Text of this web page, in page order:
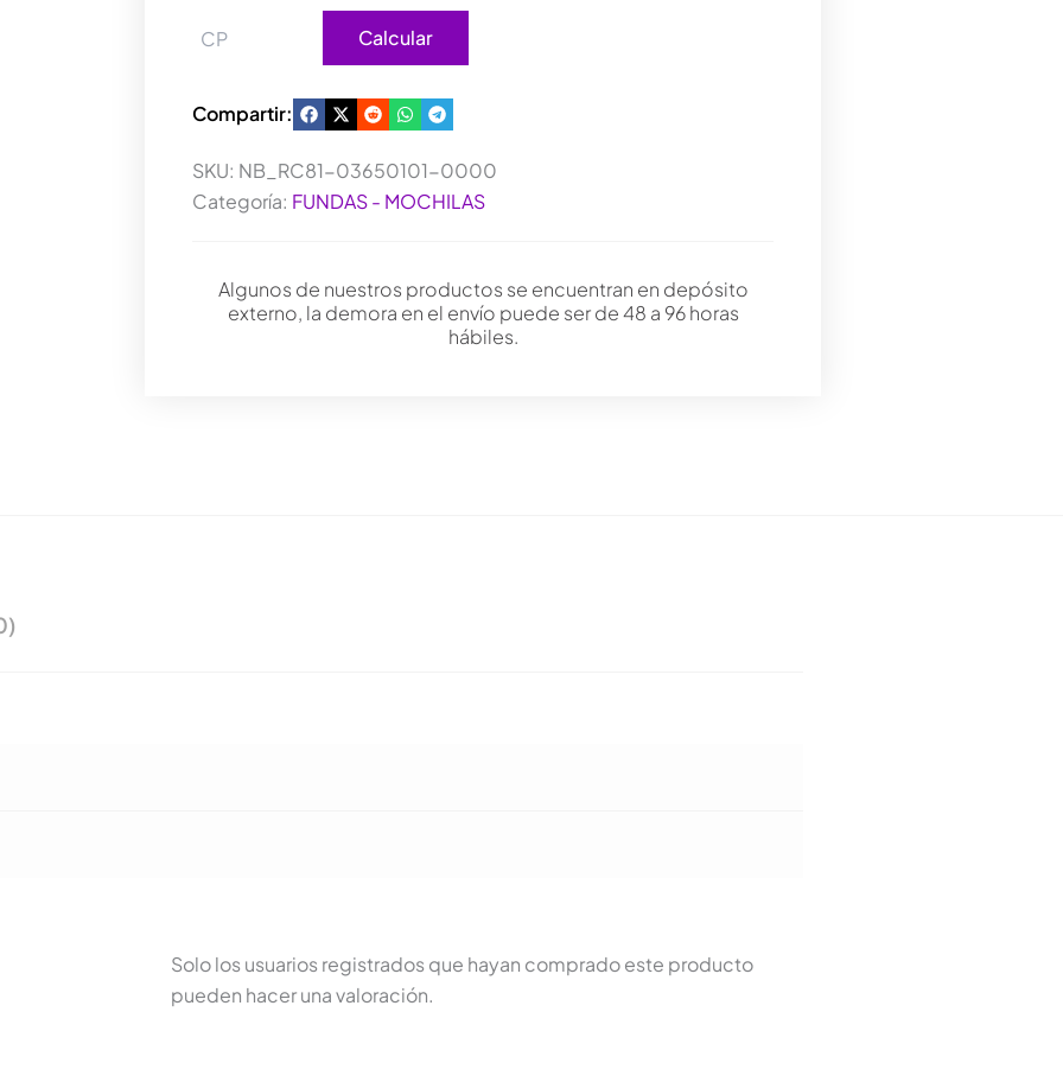
Calcular
Compartir:
SKU: NB_RC81-03650101-0000
Categoría: FUNDAS - MOCHILAS
Algunos de nuestros productos se encuentran en depósito
externo, la demora en el envío puede ser de 48 a 96 horas
hábiles.
Solo los usuarios registrados que hayan comprado este producto
pueden hacer una valoración.